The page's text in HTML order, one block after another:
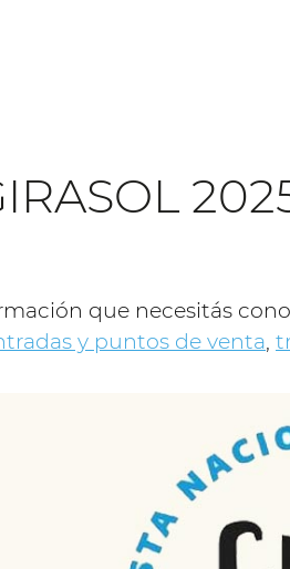
que necesitás
y puntos de venta